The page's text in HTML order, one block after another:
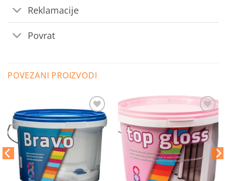
Reklamacije
Povrat
POVEZANI PROIZVODI
Dodaj
na
Dodaj
na
listu
želja